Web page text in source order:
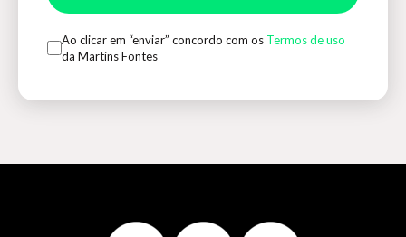
Ao clicar em “enviar” concordo com os Termos de uso
da Martins Fontes